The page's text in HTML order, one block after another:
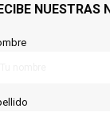
NUESTRAS